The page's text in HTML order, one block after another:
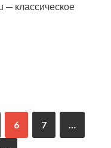
— классическое
6 7 …